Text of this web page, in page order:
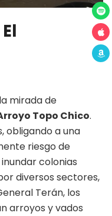
mirada de
Topo Chico.
obligando a una
riesgo de
colonias
diversos sectores,
Terán, los
arroyos y vados